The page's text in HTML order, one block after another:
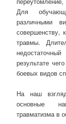
Для
различными
совершенству,
травмы.
результате
боевых видов
На наш
основные
травматизма в